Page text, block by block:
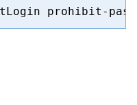
prohibit-